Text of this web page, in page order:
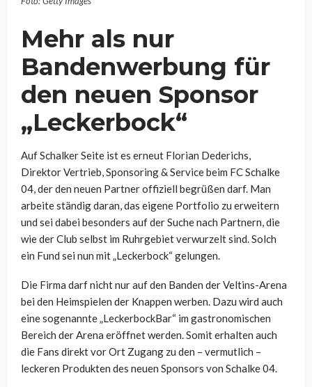
Mehr als nur
Bandenwerbung für
den neuen Sponsor
„Leckerbock“
Auf Schalker Seite ist es erneut Florian Dederichs,
Direktor Vertrieb, Sponsoring & Service beim FC Schalke
04, der den neuen Partner offiziell begrüßen darf. Man
arbeite ständig daran, das eigene Portfolio zu erweitern
und sei dabei besonders auf der Suche nach Partnern, die
wie der Club selbst im Ruhrgebiet verwurzelt sind. Solch
ein Fund sei nun mit „Leckerbock“ gelungen.
Die Firma darf nicht nur auf den Banden der Veltins-Arena
bei den Heimspielen der Knappen werben. Dazu wird auch
eine sogenannte „LeckerbockBar“ im gastronomischen
Bereich der Arena eröffnet werden. Somit erhalten auch
die Fans direkt vor Ort Zugang zu den – vermutlich –
leckeren Produkten des neuen Sponsors von Schalke 04.